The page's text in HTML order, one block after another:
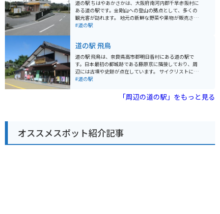
場合、道の駅 かつらぎは広々とした駐車場が完備されて
いるので、安心して駐車できます。また、周辺には、二
上山や當麻寺など、ツーリングに最適なスポットが点在
道の駅 ちはやあかさかは、大阪府南河内郡千早赤阪村に
ある道の駅です。金剛山への登山の拠点として、多くの
観光客が訪れます。 地元の新鮮な野菜や果物が販売され
ている直売所や、地元食材を使った料理が楽しめるレス
駅に隣接する駐車場にバイク専用の駐輪スペースがあり
ます。金剛山はワインディングロードが続くため、バイ
クでのツーリングにもおすすめです。ただし、山の上は
気温が低くなるので、防寒対策はしっかりとしていきま
しょう。 道の駅 ちはやあかさか周辺では、棚田や渓谷な
史跡も点在しています。
#道の駅
道の駅 飛鳥
道の駅 飛鳥は、奈良県高市郡明日香村にある道の駅で
す。日本最初の都城跡である藤原京に隣接しており、周
辺には古墳や史跡が点在しています。 サイクリストにも
人気があり、休憩所や自転車ラックも完備されていま
土産などが購入できます。 レストランでは、地元の食材
を使った郷土料理や、古代米を使ったメニューなどが楽
用できるので、サイクリングで周辺を散策するのもおす
すめです。
#道の駅
「周辺の道の駅」をもっと見る
オススメスポット紹介記事